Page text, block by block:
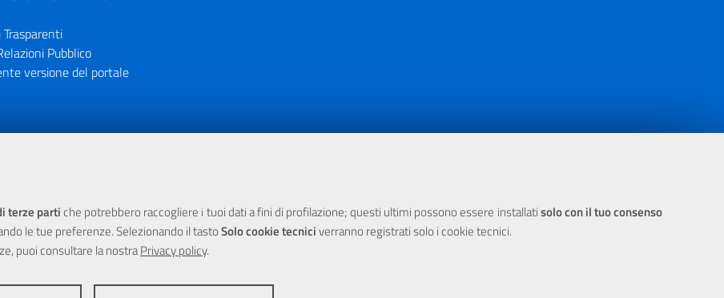
terze partiche potrebbero raccogliere i tuoi dati a fini di profilazione; questi ultimi possono essere installatisolo con il tuo consenso
le tue preferenze. Selezionando il tastoSolo cookie tecniciverranno registrati solo i cookie tecnici.
puoi consultare la nostraPrivacy policy.
Trasparenti
Pubblico
versione del portale
finanziaria dell'Unione Europea tramite i fondi del POR Sicilia 2000/2006 Misura 6.05 - Fondo FESR